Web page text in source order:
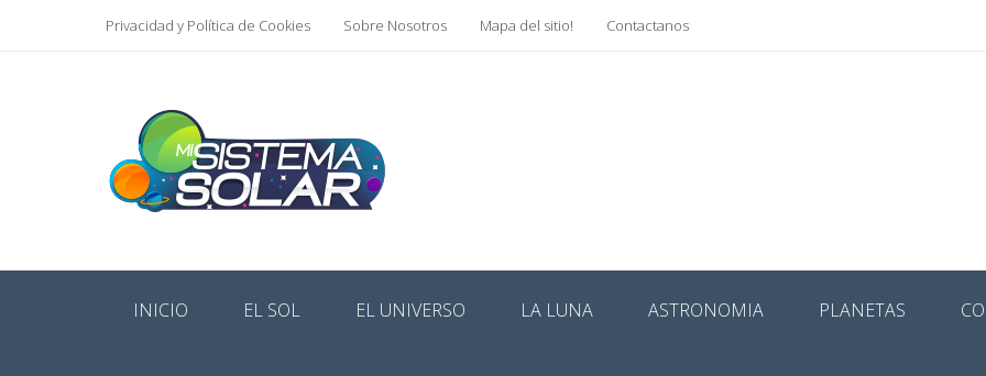
Privacidad y Política de Cookies Sobre Nosotros Mapa del sitio! Contactanos
INICIO EL SOL EL UNIVERSO LA LUNA ASTRONOMIA PLANETAS